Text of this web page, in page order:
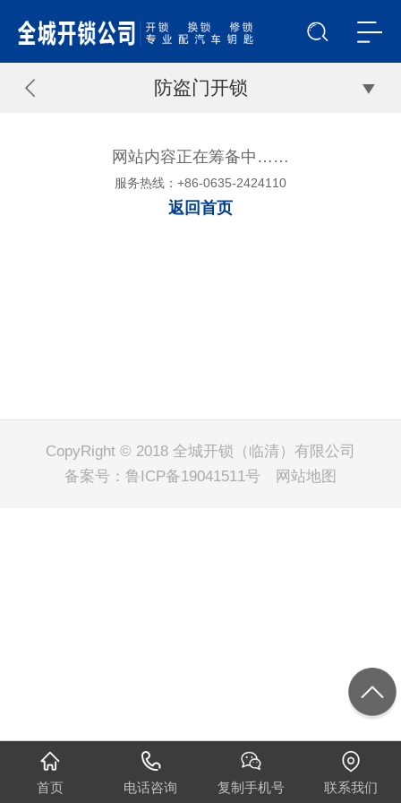
防盗门开锁
网站内容正在筹备中……
服务热线：+86-0635-2424110
返回首页
CopyRight © 2018 全城开锁（临清）有限公司
备案号： 鲁ICP备19041511号 网站地图
首页 电话咨询 复制手机号 联系我们